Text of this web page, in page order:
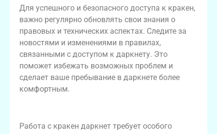
Для успешного и безопасного доступа к кракен,
важно регулярно обновлять свои знания о
правовых и технических аспектах. Следите за
новостями и изменениями в правилах,
связанными с доступом к даркнету. Это
поможет избежать возможных проблем и
сделает ваше пребывание в даркнете более
комфортным.
Работа с кракен даркнет требует особого